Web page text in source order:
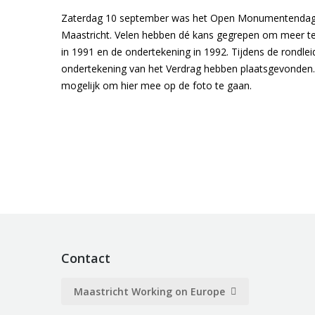
Zaterdag 10 september was het Open
Maastricht. Velen hebben dé kans gegrepen om meer
in 1991 en de ondertekening in 1992. Tijdens de
ondertekening van het Verdrag hebben
mogelijk om hier mee op de foto te gaan.
Contact
Maastricht Working on Europe